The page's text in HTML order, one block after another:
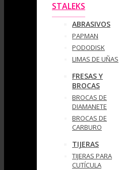
STALEKS
ABRASIVOS
PAPMAN
PODODISK
LIMAS DE UÑAS
FRESAS Y
BROCAS
BROCAS DE
DIAMANETE
BROCAS DE
CARBURO
TIJERAS
TIJERAS PARA
CUTÍCULA